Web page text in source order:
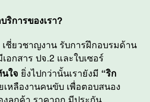
ริการของเรา?
เชี่ยวชาญงาน รับการฝึกอบรมด้าน
อกสาร ปจ.2 และใบเซอร์
ใจ ยิ่งไปกว่านั้นเรายังมี “ริก
หลืองานคนขับ เพื่อตอบสนอง
ลูกค้า ราคาถูก มีประกัน